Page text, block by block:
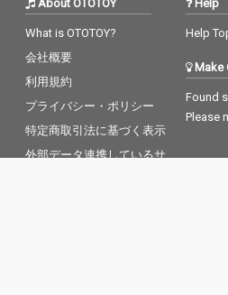
About OTOTOY
What is OTOTOY?
会社概要
利用規約
プライバシー・ポリシー
特定商取引法に基づく表示
外部データ連携しているサ
Help
Help
Make
Found
Please